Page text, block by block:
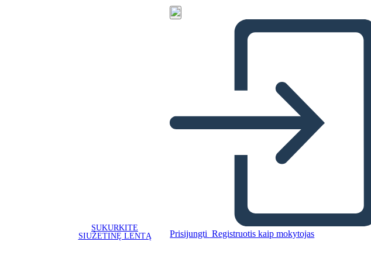
SUKURKITE
SIUŽETINĘ LENTĄ
Prisijungti Registruotis kaip mokytojas